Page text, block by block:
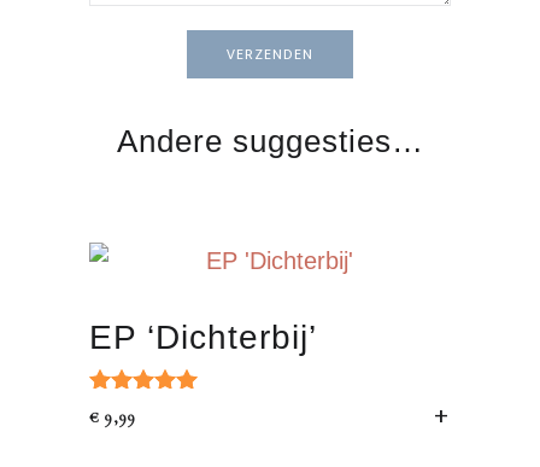
Andere suggesties…
EP ‘Dichterbij’
Gewaardeerd
5.00
€ 9,99